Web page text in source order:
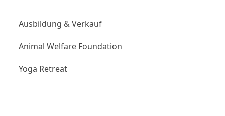
Ausbildung & Verkauf
Animal Welfare Foundation
Yoga Retreat